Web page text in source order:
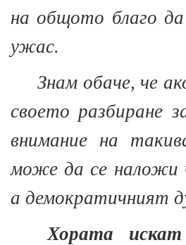
на общото благо
ужас.
Знам обаче, че
своето разбиране
внимание на
може да се наложи
а демократичният
Хората